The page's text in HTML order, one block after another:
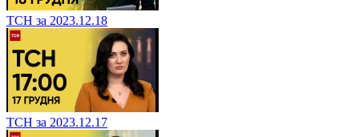
ТСН за 2023.12.18
ТСН за 2023.12.17